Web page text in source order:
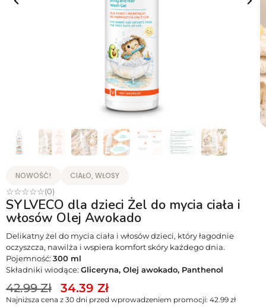
NOWOŚĆ!
CIAŁO, WŁOSY
☆☆☆☆☆(0)
SYLVECO dla dzieci Żel do mycia ciała i
włosów Olej Awokado
Delikatny żel do mycia ciała i włosów dzieci, który łagodnie
oczyszcza, nawilża i wspiera komfort skóry każdego dnia.
Pojemność: 300 ml
Składniki wiodące: Gliceryna, Olej awokado, Panthenol
42.99Zł 34.39 Zł
Najniższa cena z 30 dni przed wprowadzeniem promocji: 42.99 zł